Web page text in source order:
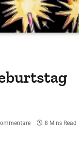
8 Mins Read